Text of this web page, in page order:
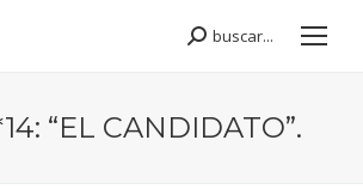
Buscar:
buscar...
“EL CANDIDATO”.